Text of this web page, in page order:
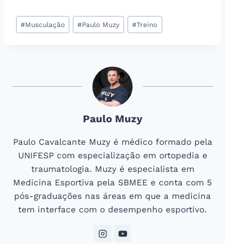
Tags
do
#Musculação #Paulo Muzy #Treino
Paulo Muzy
Paulo Cavalcante Muzy é médico formado pela
UNIFESP com especialização em ortopedia e
traumatologia. Muzy é especialista em
Medicina Esportiva pela SBMEE e conta com 5
pós-graduações nas áreas em que a medicina
tem interface com o desempenho esportivo.